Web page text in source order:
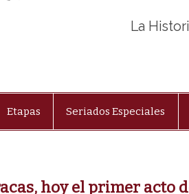
La
Etapas Seriados Especiales
hoy el primer acto